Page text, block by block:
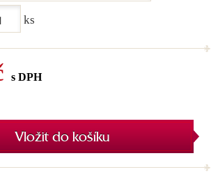
ks
s DPH
Vložit do košíku